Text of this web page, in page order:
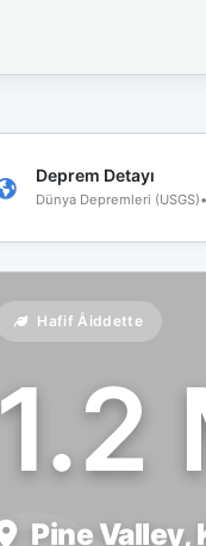
Deprem Detayı
Dünya Depremleri (USGS)•
Hafif Åiddette
1.2
Pine